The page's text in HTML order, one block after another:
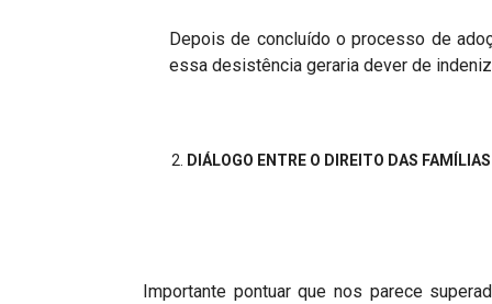
Depois de concluído o processo de
essa desistência geraria dever de
DIÁLOGO ENTRE O DIREITO DAS
Importante pontuar que nos parece